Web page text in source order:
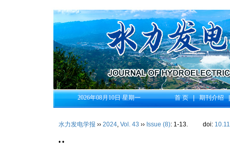
2026年08月10日 星期一 首 页|期刊介绍
水力发电学报 ›› 2024, Vol. 43 ›› Issue (8): 1-13. doi:
• •